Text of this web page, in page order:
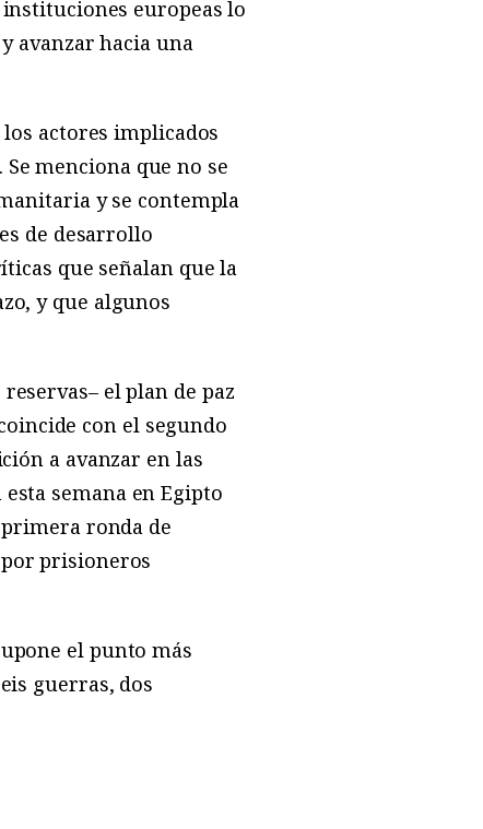
europeas lo
avanzar hacia una
actores implicados
menciona que no se
y se contempla
de desarrollo
que señalan que la
y que algunos
el plan de paz
con el segundo
a avanzar en las
semana en Egipto
ronda de
por prisioneros
el punto más
guerras, dos